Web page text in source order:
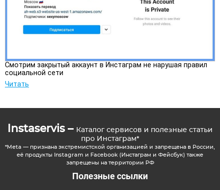
Смотрим закрытый аккаунт в Инстаграм не нарушая правил
социальной сети
Читать
Instaservis – Каталог сервисов и полезные статьи
про Инстаграм*
*Meta — признана экстремистской организацией и запрещена в России,
её продукты Instagram и Facebook (Инстаграм и Фейсбук) также
запрещены на территории РФ
Полезные ссылки